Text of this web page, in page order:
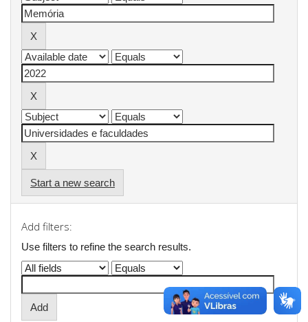
Start a new search
Add filters:
Use filters to refine the search results.